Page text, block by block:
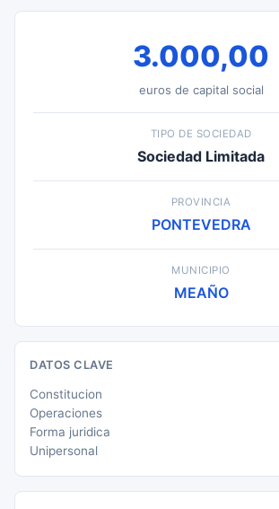
3.000,00
euros de capital social
TIPO DE SOCIEDAD
Sociedad Limitada
PROVINCIA
PONTEVEDRA
MUNICIPIO
MEAÑO
DATOS CLAVE
Constitucion
Operaciones
Forma juridica
Unipersonal